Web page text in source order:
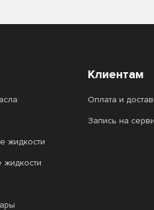
жидкости
жидкости
Клиентам
Оплата и
Запись на